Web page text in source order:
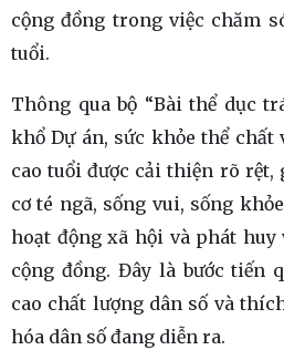
cộng đồng trong việc chăm
tuổi.
Thông qua bộ “Bài thể dục
khổ Dự án, sức khỏe thể
cao tuổi được cải thiện rõ rệt,
cơ té ngã, sống vui, sống
hoạt động xã hội và phát
cộng đồng. Đây là bước tiến
cao chất lượng dân số và
hóa dân số đang diễn ra.